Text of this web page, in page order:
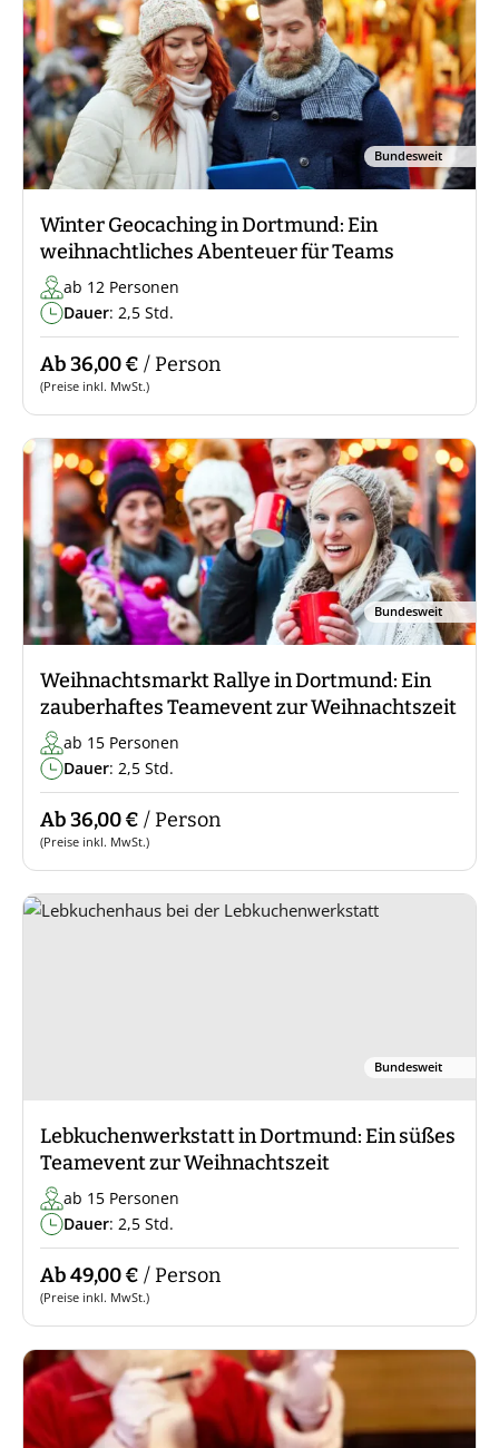
Bundesweit
Winter Geocaching in Dortmund: Ein
weihnachtliches Abenteuer für Teams
ab 12 Personen
Dauer: 2,5 Std.
Ab 36,00 € / Person
(Preise inkl. MwSt.)
Bundesweit
Weihnachtsmarkt Rallye in Dortmund: Ein
zauberhaftes Teamevent zur Weihnachtszeit
ab 15 Personen
Dauer: 2,5 Std.
Ab 36,00 € / Person
(Preise inkl. MwSt.)
Bundesweit
Lebkuchenwerkstatt in Dortmund: Ein süßes
Teamevent zur Weihnachtszeit
ab 15 Personen
Dauer: 2,5 Std.
Ab 49,00 € / Person
(Preise inkl. MwSt.)